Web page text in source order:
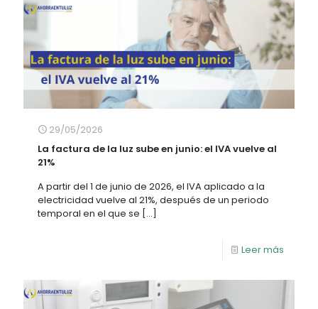
29/05/2026
La factura de la luz sube en junio: el IVA vuelve al
21%
A partir del 1 de junio de 2026, el IVA aplicado a la
electricidad vuelve al 21%, después de un periodo
temporal en el que se […]
Leer más